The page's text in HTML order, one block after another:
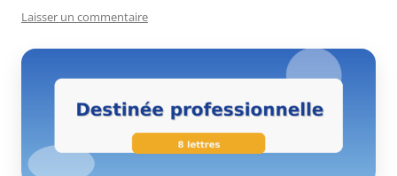
Laisser un commentaire